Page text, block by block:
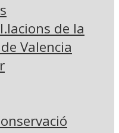
de la
Valencia